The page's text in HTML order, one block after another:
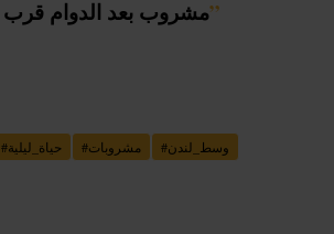
مشروب بعد الدوام”
#حياة_ليلية #مشروبات #وسط_لندن